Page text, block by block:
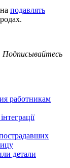
подавлять
Подписывайтесь
работникам
детали